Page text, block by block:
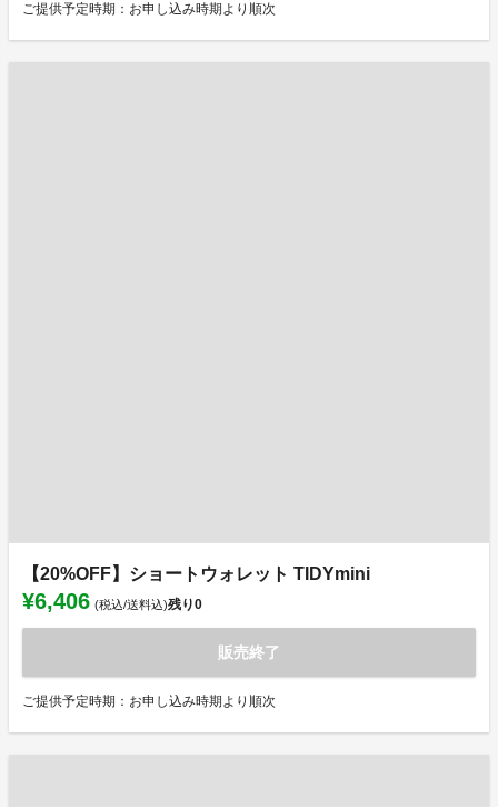
ご提供予定時期：お申し込み時期より順次
【20%OFF】ショートウォレット TIDYmini
¥6,406 (税込/送料込)残り0
販売終了
ご提供予定時期：お申し込み時期より順次